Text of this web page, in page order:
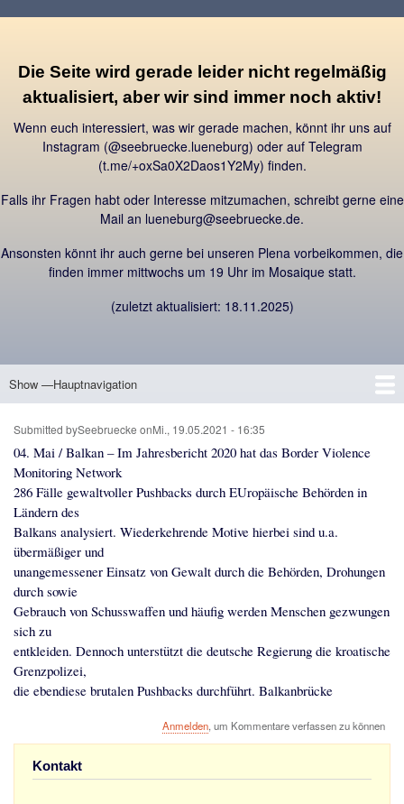
Inhalt
Die Seite wird gerade leider nicht regelmäßig
aktualisiert, aber wir sind immer noch aktiv!
Wenn euch interessiert, was wir gerade machen, könnt ihr uns auf
Instagram (@seebruecke.lueneburg) oder auf Telegram
(t.me/+oxSa0X2Daos1Y2My) finden.
Falls ihr Fragen habt oder Interesse mitzumachen, schreibt gerne eine
Mail an lueneburg@seebruecke.de.
Ansonsten könnt ihr auch gerne bei unseren Plena vorbeikommen, die
finden immer mittwochs um 19 Uhr im Mosaique statt.
(zuletzt aktualisiert: 18.11.2025)
Hauptnavigation
Show —Hauptnavigation
Lüneburg zum sicheren Hafen erklären
Aktionen
Videos
Ticker
Kontakt und nächster Treff
Spenden
Links
Impressum
Patenschaft mit der Ocean Viking
Submitted bySeebruecke onMi., 19.05.2021 - 16:35
04. Mai / Balkan – Im Jahresbericht 2020 hat das Border Violence
Monitoring Network
286 Fälle gewaltvoller Pushbacks durch EUropäische Behörden in
Ländern des
Balkans analysiert. Wiederkehrende Motive hierbei sind u.a.
übermäßiger und
unangemessener Einsatz von Gewalt durch die Behörden, Drohungen
durch sowie
Gebrauch von Schusswaffen und häufig werden Menschen gezwungen
sich zu
entkleiden. Dennoch unterstützt die deutsche Regierung die kroatische
Grenzpolizei,
die ebendiese brutalen Pushbacks durchführt. Balkanbrücke
Anmelden, um Kommentare verfassen zu können
Kontakt